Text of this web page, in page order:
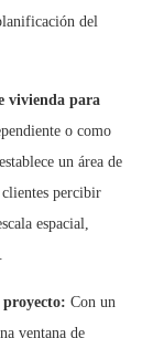
del
vivienda para
o como
un área de
percibir
espacial,
Con un
ventana de